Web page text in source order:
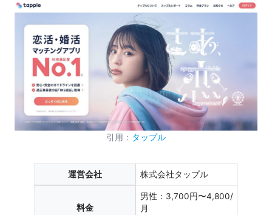
引用： タップル
運営会社 株式会社タップル
料金
男性：3,700円〜4,800/
月